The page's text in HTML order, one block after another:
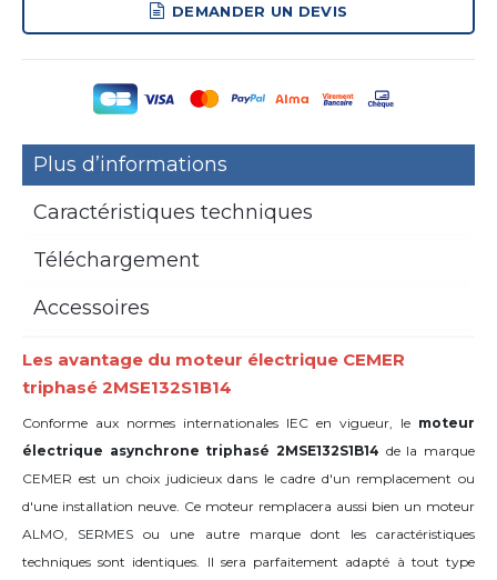
DEMANDER UN DEVIS
Plus d’informations
Caractéristiques techniques
Téléchargement
Accessoires
Les avantage du moteur électrique CEMER
triphasé 2MSE132S1B14
Conforme aux normes internationales IEC en vigueur, le moteur
électrique asynchrone triphasé 2MSE132S1B14 de la marque
CEMER est un choix judicieux dans le cadre d'un remplacement ou
d'une installation neuve. Ce moteur remplacera aussi bien un moteur
ALMO, SERMES ou une autre marque dont les caractéristiques
techniques sont identiques. Il sera parfaitement adapté à tout type